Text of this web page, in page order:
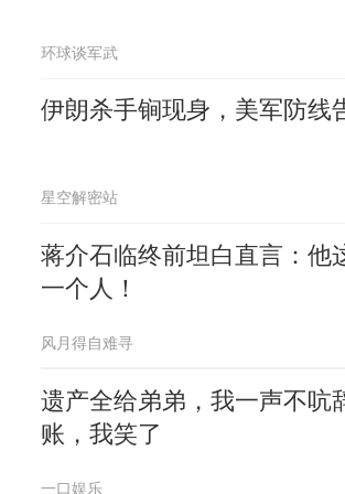
环球谈军武
伊朗杀手锏现身，美军防线
星空解密站
蒋介石临终前坦白直言：他
一个人！
风月得自难寻
遗产全给弟弟，我一声不吭
账，我笑了
一口娱乐